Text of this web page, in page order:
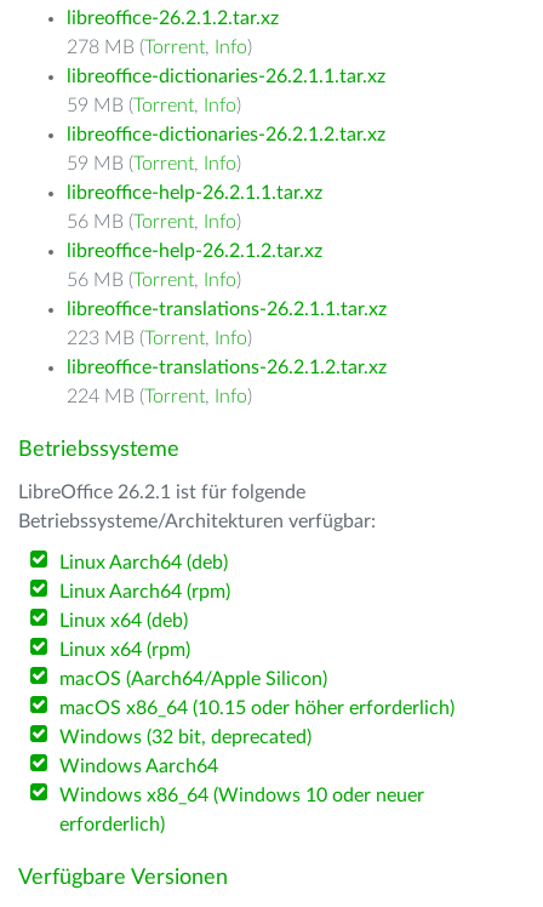
libreoffice-26.2.1.2.tar.xz
278 MB (Torrent, Info)
libreoffice-dictionaries-26.2.1.1.tar.xz
59 MB (Torrent, Info)
libreoffice-dictionaries-26.2.1.2.tar.xz
59 MB (Torrent, Info)
libreoffice-help-26.2.1.1.tar.xz
56 MB (Torrent, Info)
libreoffice-help-26.2.1.2.tar.xz
56 MB (Torrent, Info)
libreoffice-translations-26.2.1.1.tar.xz
223 MB (Torrent, Info)
libreoffice-translations-26.2.1.2.tar.xz
224 MB (Torrent, Info)
Betriebssysteme
LibreOffice 26.2.1 ist für folgende
Betriebssysteme/Architekturen verfügbar:
Linux Aarch64 (deb)
Linux Aarch64 (rpm)
Linux x64 (deb)
Linux x64 (rpm)
macOS (Aarch64/Apple Silicon)
macOS x86_64 (10.15 oder höher erforderlich)
Windows (32 bit, deprecated)
Windows Aarch64
Windows x86_64 (Windows 10 oder neuer
erforderlich)
Verfügbare Versionen